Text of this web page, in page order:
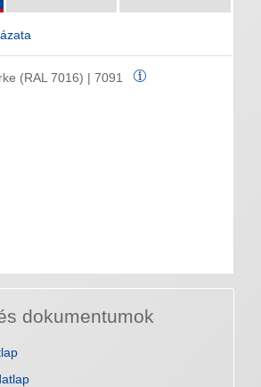
(RAL 7016) | 7091
dokumentumok